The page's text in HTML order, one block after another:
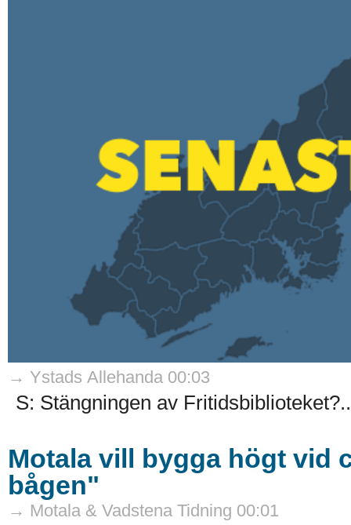
→ Ystads Allehanda 00:03
S: Stängningen av Fritidsbiblioteket?..
Motala vill bygga högt vid
bågen"
→ Motala & Vadstena Tidning 00:01